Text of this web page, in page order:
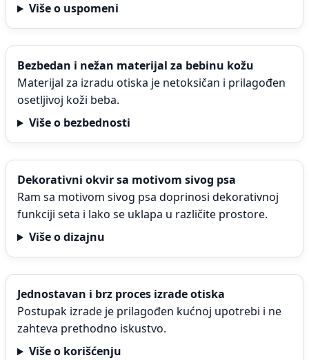
Više o uspomeni
Bezbedan i nežan materijal za bebinu kožu
Materijal za izradu otiska je netoksičan i prilagođen
osetljivoj koži beba.
Više o bezbednosti
Dekorativni okvir sa motivom sivog psa
Ram sa motivom sivog psa doprinosi dekorativnoj
funkciji seta i lako se uklapa u različite prostore.
Više o dizajnu
Jednostavan i brz proces izrade otiska
Postupak izrade je prilagođen kućnoj upotrebi i ne
zahteva prethodno iskustvo.
Više o korišćenju